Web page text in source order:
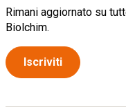
Rimani aggiornato su
Biolchim.
Iscriviti